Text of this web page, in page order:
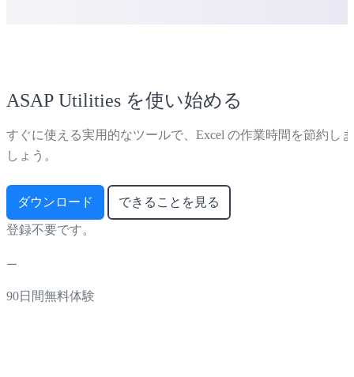
ASAP Utilities を使い始める
すぐに使える実用的なツールで、Excel の作業時間を節約しま
しょう。
ダウンロード できることを見る
登録不要です。
90日間無料体験